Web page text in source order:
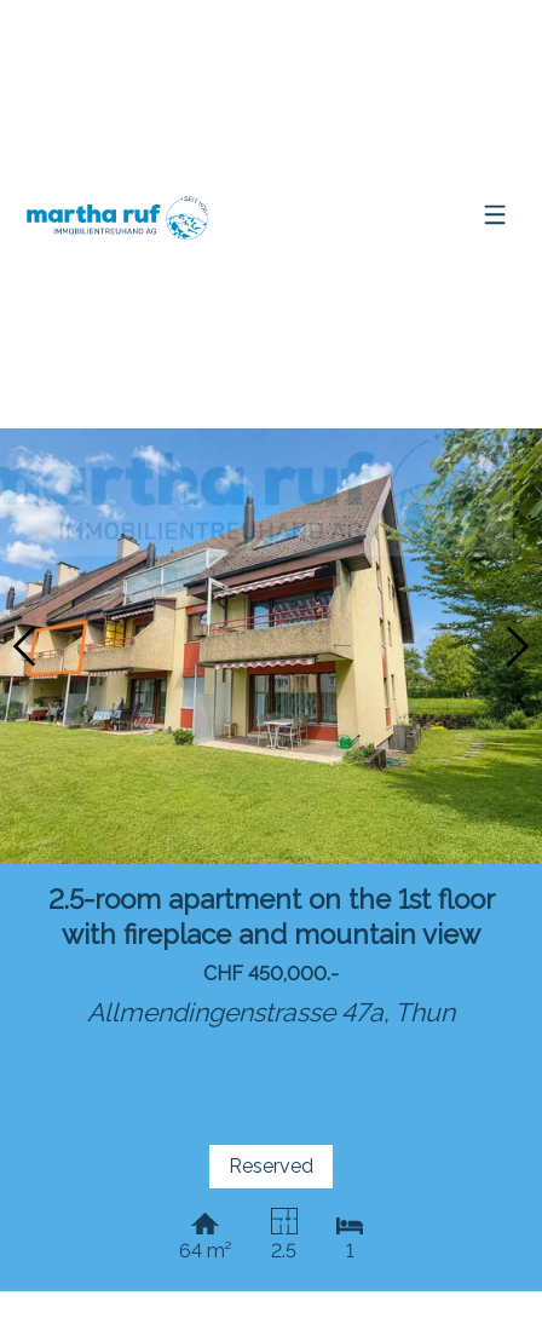
2.5-room apartment on the 1st floor
with fireplace and mountain view
CHF 450,000.-
Allmendingenstrasse 47a, Thun
Reserved
64 m² 2.5 1